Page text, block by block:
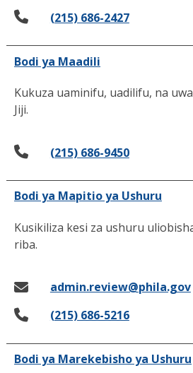
(215) 686-2427
Bodi ya Maadili
Kukuza uaminifu, uadilifu, na
Jiji.
(215) 686-9450
Bodi ya Mapitio ya Ushuru
Kusikiliza kesi za ushuru
riba.
admin.review@phila.gov
(215) 686-5216
Bodi ya Marekebisho ya Ushuru